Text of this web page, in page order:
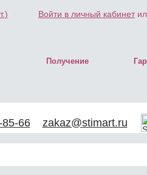
Войти в личный кабинет
Получение
66 zakaz@stimart.ru